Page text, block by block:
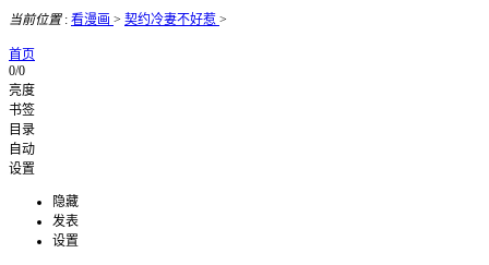
当前位置: 看漫画 > 契约冷妻不好惹 >
首页
0/0
亮度
书签
目录
自动
设置
隐藏
发表
设置